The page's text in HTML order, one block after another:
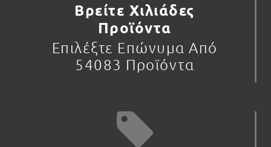
Βρείτε Χιλιάδες
Προϊόντα
Επιλέξτε Επώνυμα Από
54083 Προϊόντα